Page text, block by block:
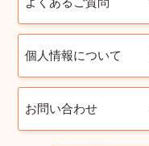
個人情報について
お問い合わせ